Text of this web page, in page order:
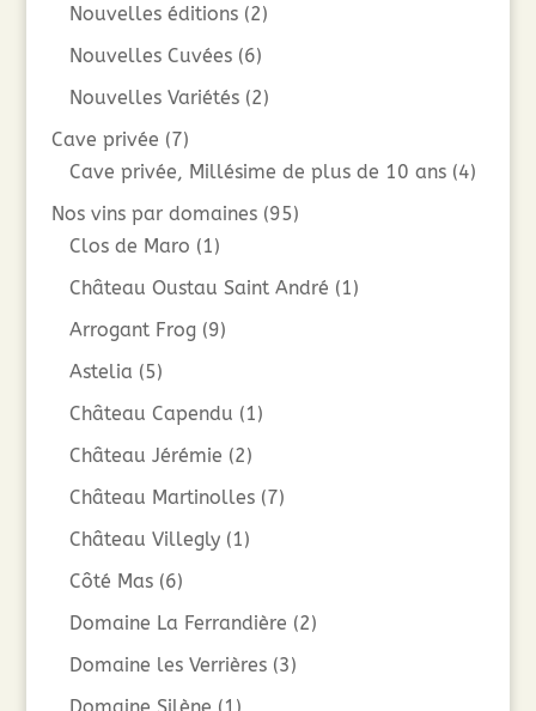
Nouvelles éditions (2)
Nouvelles Cuvées (6)
Nouvelles Variétés (2)
Cave privée (7)
Cave privée, Millésime de plus de 10 ans (4)
Nos vins par domaines (95)
Clos de Maro (1)
Château Oustau Saint André (1)
Arrogant Frog (9)
Astelia (5)
Château Capendu (1)
Château Jérémie (2)
Château Martinolles (7)
Château Villegly (1)
Côté Mas (6)
Domaine La Ferrandière (2)
Domaine les Verrières (3)